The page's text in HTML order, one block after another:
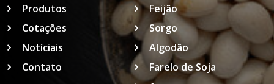
Produtos
Cotações
Notíciais
Contato
Feijão
Sorgo
Algodão
Farelo de Soja